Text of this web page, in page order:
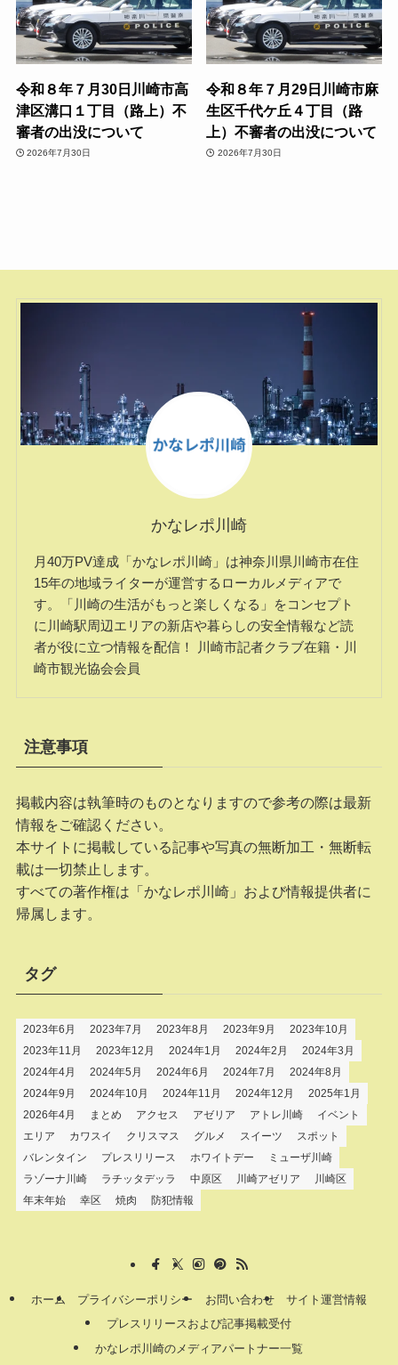
令和８年７月30日川崎市高
津区溝口１丁目（路上）不
審者の出没について
2026年7月30日
令和８年７月29日川崎市麻
生区千代ケ丘４丁目（路
上）不審者の出没について
2026年7月30日
かなレポ川崎
月40万PV達成「かなレポ川崎」は神奈川県川崎市在住
15年の地域ライターが運営するローカルメディアで
す。「川崎の生活がもっと楽しくなる」をコンセプト
に川崎駅周辺エリアの新店や暮らしの安全情報など読
者が役に立つ情報を配信！ 川崎市記者クラブ在籍・川
崎市観光協会会員
注意事項
掲載内容は執筆時のものとなりますので参考の際は最新
情報をご確認ください。
本サイトに掲載している記事や写真の無断加工・無断転
載は一切禁止します。
すべての著作権は「かなレポ川崎」および情報提供者に
帰属します。
タグ
2023年6月 2023年7月 2023年8月 2023年9月
2023年10月
2023年11月
2023年12月 2024年1月 2024年2月
2024年3月
2024年4月
2024年5月 2024年6月 2024年7月
2024年8月
2024年9月
2024年10月 2024年11月 2024年12月
2025年1月
2026年4月
まとめ アクセス アゼリア アトレ川崎
イベント
エリア
カワスイ クリスマス グルメ スイーツ
スポット
バレンタイン
プレスリリース ホワイトデー
ミューザ川崎
ラゾーナ川崎
ラチッタデッラ 中原区 川崎アゼリア
川崎区
年末年始
幸区 焼肉 防犯情報
ホーム プライバシーポリシー お問い合わせ
サイト運営情報
プレスリリースおよび記事掲載受付
かなレポ川崎のメディアパートナー一覧